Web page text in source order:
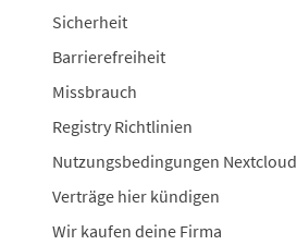
Sicherheit
Barrierefreiheit
Missbrauch
Registry Richtlinien
Nutzungsbedingungen Nextcloud
Verträge hier kündigen
Wir kaufen deine Firma